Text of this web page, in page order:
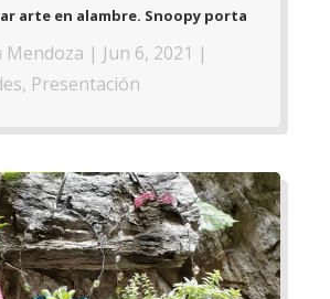
arte en alambre. Snoopy porta
Mendoza | Jun 6, 2021 |
, Presentación